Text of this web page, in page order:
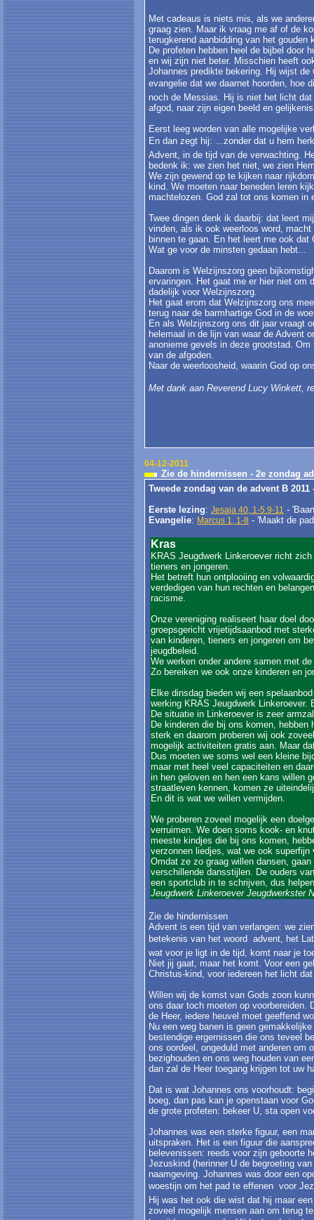
Met cadeaus is niets mis, als we
graag zien. Maar ik vraag me af of de
terugkerend aanbidding van het gouden
De profeten hebben heel de bijbel door
en wij zijn niet beter. Misschien heeft
Johannes predikte bekering. Hij wijst
evangelie dat we daarnet hoorden, hoe
noch de Messias. Hij is niet het licht
afgod, naar zijn eigen beeld en
Eerst leeg worden van alle mogelijke
En dan zegt hij: ...zonder dat u hem
Advent, in de tijd van de verwachting.
bedenk ik: we zien het niet, we zien
We zijn gewend op te kijken naar
kind. We moeten naar beneden leren
machtelozen. God zal tot ons komen in
Twee dingen denk ik daarbij: dat leert
vinden, als ik ook weerloos word,
binnen te gaan. En het leert me ook
Wat ge voor de minsten gedaan hebt...
Daarom is Welzijnszorg geen
ervaringen. Het gaat me er hier niet om
dadelijk voor Welzijnszorg.
Het gaat erom dat Welzijnszorg ons
terug naar de barmhartige God in de
En als Welzijnszorg ons dit jaar vraagt
helemaal in de lijn van waar de Advent
anonieme gevels in deze grootstad.
van de afgoden.
Naar de weerloosheid, waarin God op
Met dank aan Reverend Lucy Winkett,
04-12-2011
Zie de hindernissen - 2e zondag
Tweede zondag van de advent B
Eerste lezing: Jesaja 40, 1-5.9-11 -
Evangelie: Marcus 1, 1-8 - 'Maakt de
Kras
KRAS Jeugdwerk Linkeroever richt
tieners en jongeren.
Het betreft hun ontplooiing en
verdedigen van hun rechten en
racisme.
Onze vereniging realiseert haar doel
groepsgericht vrijetijdsaanbod met
van kinderen, tieners en jongeren om
jeugdbeleid.
We werken onder andere samen met
Zo bereiken we ook onze kinderen en
Elke dinsdag bieden wij een
werking KRAS Jeugdwerk Linkeroever.
De situatie in Linkeroever is zeer
De kinderen die bij ons komen,
sterk en daarom proberen wij ook
mogelijk activiteiten gratis aan. Maar
Dus moeten we soms wel een kleine
maar met heel veel capaciteiten en
in hen geloven en hen een kans willen
straatleven kennen, komen ze
En dit is wat we willen vermijden.
We proberen zoveel mogelijk een
verruimen. We doen soms kook- en
meeste kindjes die bij ons komen,
verzonnen liedjes, wat we ook superfijn
Omdat ze zo graag willen dansen,
verschillende dansstijlen. De ouders
een sportclub in te schrijven, dus
Jeugdwerk Linkeroever Jeugdwerkster
Zie de hindernissen
Advent is een tijd van verlangen: we
betekenis van het woord  advent, het
wat voor je ligt in de tijd, komt naar je
Niet jij gaat, maar het komt. Voor een
Christus-kind, voor iedereen het licht
Willen wij de komst van Gods zoon
ons daar toch moeten op voorbereiden.
de Heer, iedere heuvel moet geeffend
Nu een weg banen is geen
bestendige ergernissen die ons teveel
ons oordeel, ongeduld met anderen om
bezighouden en ons weg houden van
dan zal de Heer toegang krijgen tot uw
Dat is wat Johannes ons voorhoudt:
boeg, dan pas kan je openstaan voor
de grote profeten: bekeer U, sta open
Johannes was een sterke figuur, een
uitspraken. Het is een figuur die
belevenissen: reeds voor zijn geboorte
Jezuskind (herinner U de begroeting
naamgeving. Johannes was door een
woestijn om het pad te effenen  voor
Hij was het ook die wist dat hij maar
zoveel mogelijk mensen aan om terug